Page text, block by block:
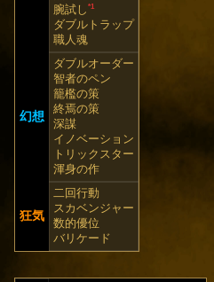
腕試し*1
ダブルトラップ
職人魂
幻想
ダブルオーダー
智者のペン
籠檻の策
終焉の策
深謀
イノベーション
トリックスター
渾身の作
狂気
二回行動
スカベンジャー
数的優位
バリケード